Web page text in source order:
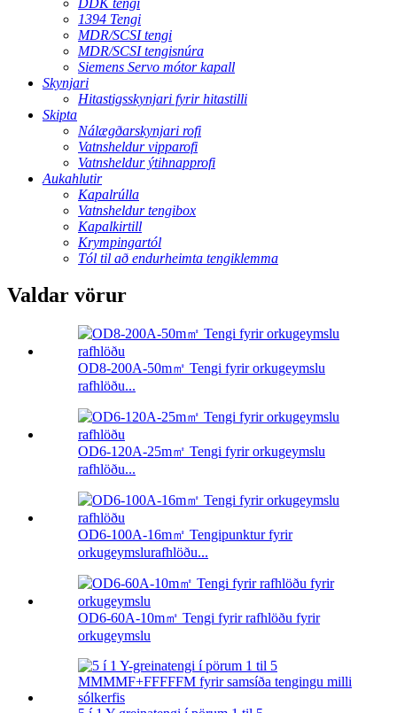
1394 Tengi
MDR/SCSI tengi
MDR/SCSI tengisnúra
Siemens Servo mótor kapall
Skynjari
Hitastigsskynjari fyrir hitastilli
Skipta
Nálægðarskynjari rofi
Vatnsheldur vipparofi
Vatnsheldur ýtihnapprofi
Aukahlutir
Kapalrúlla
Vatnsheldur tengibox
Kapalkirtill
Krympingartól
Tól til að endurheimta tengiklemma
Valdar vörur
OD8-200A-50m㎡ Tengi fyrir orkugeymslu
rafhlöðu...
OD6-120A-25m㎡ Tengi fyrir orkugeymslu
rafhlöðu...
OD6-100A-16m㎡ Tengipunktur fyrir
orkugeymslurafhlöðu...
OD6-60A-10m㎡ Tengi fyrir rafhlöðu fyrir
orkugeymslu